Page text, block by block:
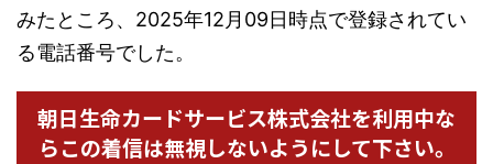
みたところ、2025年12月09日時点で登録されてい
る電話番号でした。
朝日生命カードサービス株式会社を利用中な
らこの着信は無視しないようにして下さい。